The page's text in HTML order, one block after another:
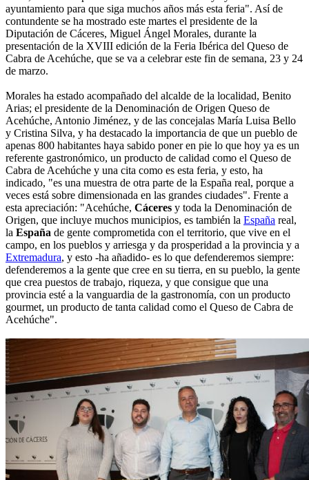
ayuntamiento para que siga muchos años más esta feria". Así de
contundente se ha mostrado este martes el presidente de la
Diputación de Cáceres, Miguel Ángel Morales, durante la
presentación de la XVIII edición de la Feria Ibérica del Queso de
Cabra de Acehúche, que se va a celebrar este fin de semana, 23 y 24
de marzo.
Morales ha estado acompañado del alcalde de la localidad, Benito
Arias; el presidente de la Denominación de Origen Queso de
Acehúche, Antonio Jiménez, y de las concejalas María Luisa Bello
y Cristina Silva, y ha destacado la importancia de que un pueblo de
apenas 800 habitantes haya sabido poner en pie lo que hoy ya es un
referente gastronómico, un producto de calidad como el Queso de
Cabra de Acehúche y una cita como es esta feria, y esto, ha
indicado, "es una muestra de otra parte de la España real, porque a
veces está sobre dimensionada en las grandes ciudades". Frente a
esta apreciación: "Acehúche, Cáceres y toda la Denominación de
Origen, que incluye muchos municipios, es también la España real,
la España de gente comprometida con el territorio, que vive en el
campo, en los pueblos y arriesga y da prosperidad a la provincia y a
Extremadura, y esto -ha añadido- es lo que defenderemos siempre:
defenderemos a la gente que cree en su tierra, en su pueblo, la gente
que crea puestos de trabajo, riqueza, y que consigue que una
provincia esté a la vanguardia de la gastronomía, con un producto
gourmet, un producto de tanta calidad como el Queso de Cabra de
Acehúche".